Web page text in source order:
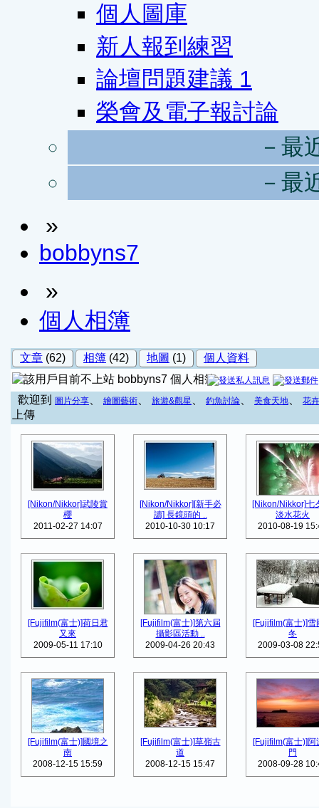
個人圖庫
新人報到練習
論壇問題建議 1
榮會及電子報討論
－最
－最
»
bobbyns7
»
個人相簿
文章 (62) 相簿 (42) 地圖 (1)
個人資料
bobbyns7 個人相簿
歡迎到
圖片分享 繪圖藝術 旅遊&觀星 釣魚討論 美食天地 花
上傳
[Nikon/Nikkor]武陵賞
櫻
2011-02-27 14:07
[Nikon/Nikkor][新手必
讀] 長鏡頭的 ..
2010-10-30 10:17
[Nikon/Nikkor]七
淡水花火
2010-08-19
[Fujifilm(富士)]荷日君
又來
2009-05-11 17:10
[Fujifilm(富士)]第六屆
攝影區活動 ..
2009-04-26 20:43
[Fujifilm(富士)]雪
冬
2009-03-08
[Fujifilm(富士)]國境之
南
2008-12-15 15:59
[Fujifilm(富士)]草嶺古
道
2008-12-15 15:47
[Fujifilm(富士)]阿
門
2008-09-28